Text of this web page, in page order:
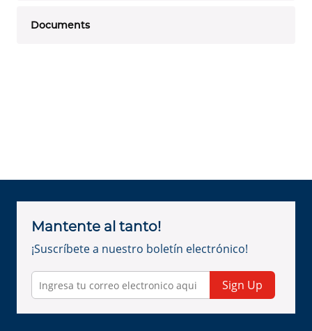
Documents
Mantente al tanto!
¡Suscríbete a nuestro boletín electrónico!
Sign Up